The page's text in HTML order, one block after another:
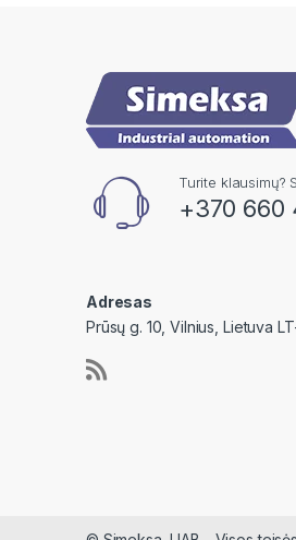
Turite klausimų?
+370 660
Adresas
Prūsų g. 10, Vilnius, Lietuva